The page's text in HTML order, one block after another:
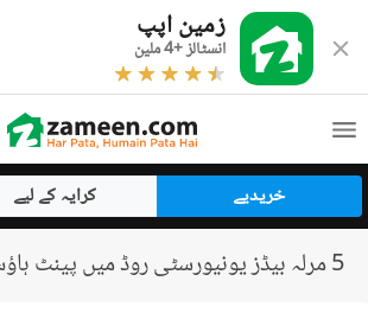
زمین اپپ
انسٹالز +4 ملین
خریدیے کرایہ کے لیے
5 مرلہ بیڈز یونیورسٹی روڈ میں پینٹ ہاؤس برائے فروخت